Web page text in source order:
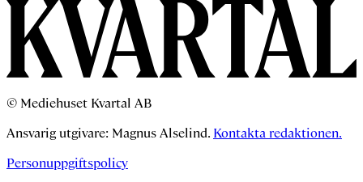
© Mediehuset Kvartal AB
Ansvarig utgivare: Magnus Alselind. Kontakta redaktionen.
Personuppgiftspolicy